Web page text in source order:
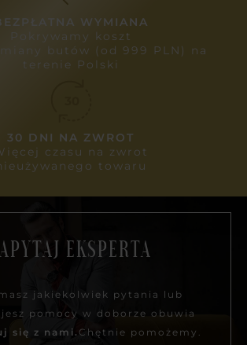
WYMIANA
Pokrywamy koszt
butów (od 999 PLN) na
terenie Polski
30 DNI NA ZWROT
czasu na zwrot
towaru
EKSPERTA
jakiekolwiek pytania lub
pomocy w doborze obuwia
się z nami. Chętnie pomożemy.